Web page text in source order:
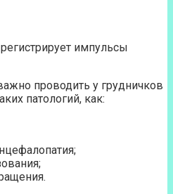
импульсы
проводить у грудничков
патологий, как: